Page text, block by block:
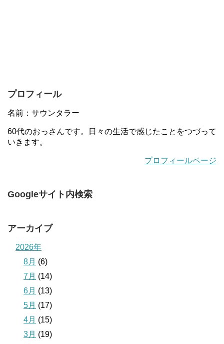
プロフィール
名前：サウンタラー
60代のおっさんです。日々の生活で感じたことをつづって
いきます。
プロフィールページ
Googleサイト内検索
アーカイブ
2026年
8月 (6)
7月 (14)
6月 (13)
5月 (17)
4月 (15)
3月 (19)